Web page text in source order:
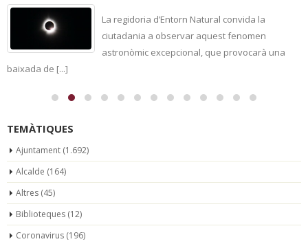
La regidoria d’Entorn Natural convida la
ciutadania a observar aquest fenomen
astronòmic excepcional, que provocarà una
baixada de [...]
TEMÀTIQUES
Ajuntament (1.692)
Alcalde (164)
Altres (45)
Biblioteques (12)
Coronavirus (196)